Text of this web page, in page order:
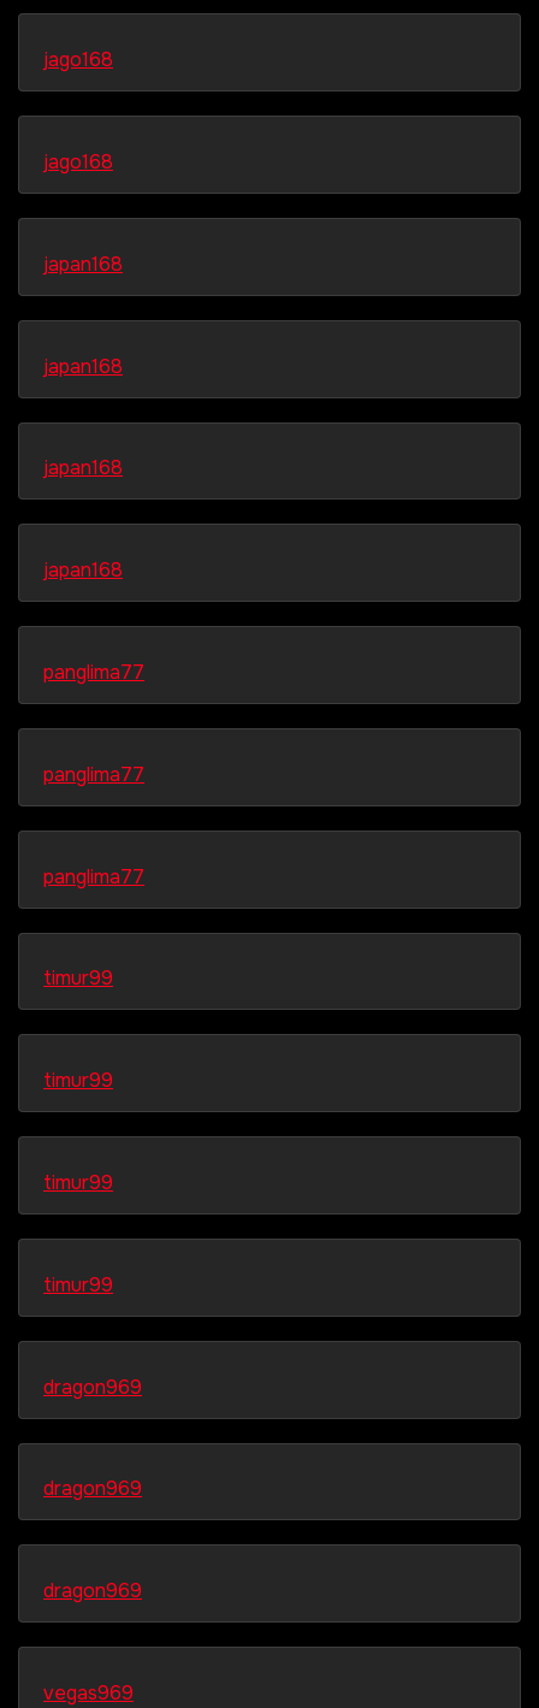
jago168
jago168
japan168
japan168
japan168
japan168
panglima77
panglima77
panglima77
timur99
timur99
timur99
timur99
dragon969
dragon969
dragon969
vegas969